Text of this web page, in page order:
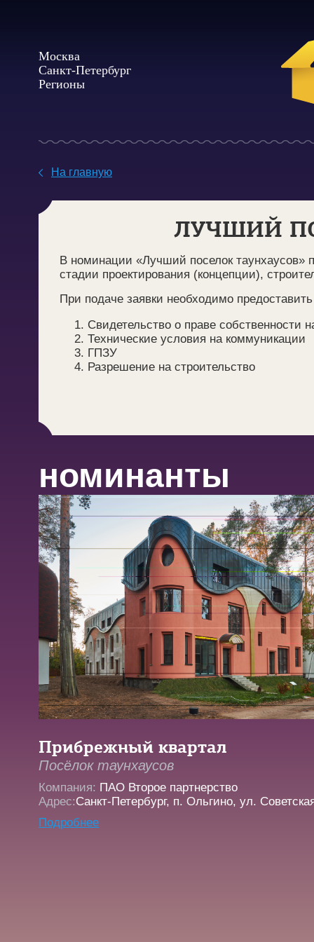
Москва
Санкт-Петербург
Регионы
На главную
ЛУЧШИЙ
В номинации «Лучший поселок таунхаусов»
стадии проектирования (концепции),
При подаче заявки необходимо
Свидетельство о праве собственности
Технические условия на коммуникации
ГПЗУ
Разрешение на строительство
номинанты
Прибрежный квартал
Посёлок таунхаусов
Компания: ПАО Второе партнерство
Адрес:Санкт-Петербург, п. Ольгино, ул.
Подробнее